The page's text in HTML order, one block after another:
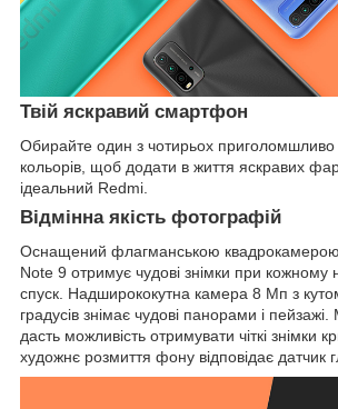
Твій яскравий смартфон
Обирайте один з чотирьох приголомшливо
кольорів, щоб додати в життя яскравих
ідеальний Redmi.
Відмінна якість фотографій
Оснащений флагманською
Note 9 отримує чудові знімки при кожному
спуск. Надширококутна камера 8 Мп з
градусів знімає чудові панорами і
дасть можливість отримувати чіткі знімки
художнє розмиття фону відповідає датчик